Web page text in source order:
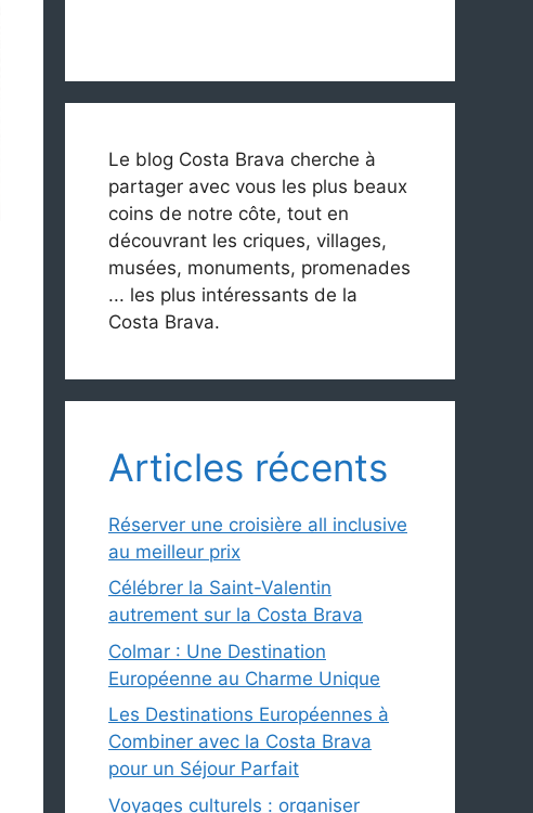
Le blog Costa Brava cherche à
partager avec vous les plus beaux
coins de notre côte, tout en
découvrant les criques, villages,
musées, monuments, promenades
... les plus intéressants de la
Costa Brava.
Articles récents
Réserver une croisière all inclusive
au meilleur prix
Célébrer la Saint-Valentin
autrement sur la Costa Brava
Colmar : Une Destination
Européenne au Charme Unique
Les Destinations Européennes à
Combiner avec la Costa Brava
pour un Séjour Parfait
Voyages culturels : organiser